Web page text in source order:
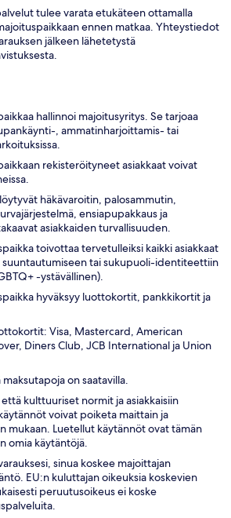
tulee varata etukäteen ottamalla
ennen matkaa. Yhteystiedot
jälkeen lähetetystä
hallinnoi majoitusyritys. Se tarjoaa
, ammatinharjoittamis- tai
rekisteröityneet asiakkaat voivat
häkävaroitin, palosammutin,
ensiapupakkaus ja
asiakkaiden turvallisuuden.
toivottaa tervetulleiksi kaikki asiakkaat
suuntautumiseen tai sukupuoli-identiteettiin
-ystävällinen).
hyväksyy luottokortit, pankkikortit ja
Visa, Mastercard, American
Diners Club, JCB International ja Union
on saatavilla.
kulttuuriset normit ja asiakkaisiin
voivat poiketa maittain ja
mukaan. Luetellut käytännöt ovat tämän
omia käytäntöjä.
sinua koskee majoittajan
EU:n kuluttajan oikeuksia koskevien
peruutusoikeus ei koske